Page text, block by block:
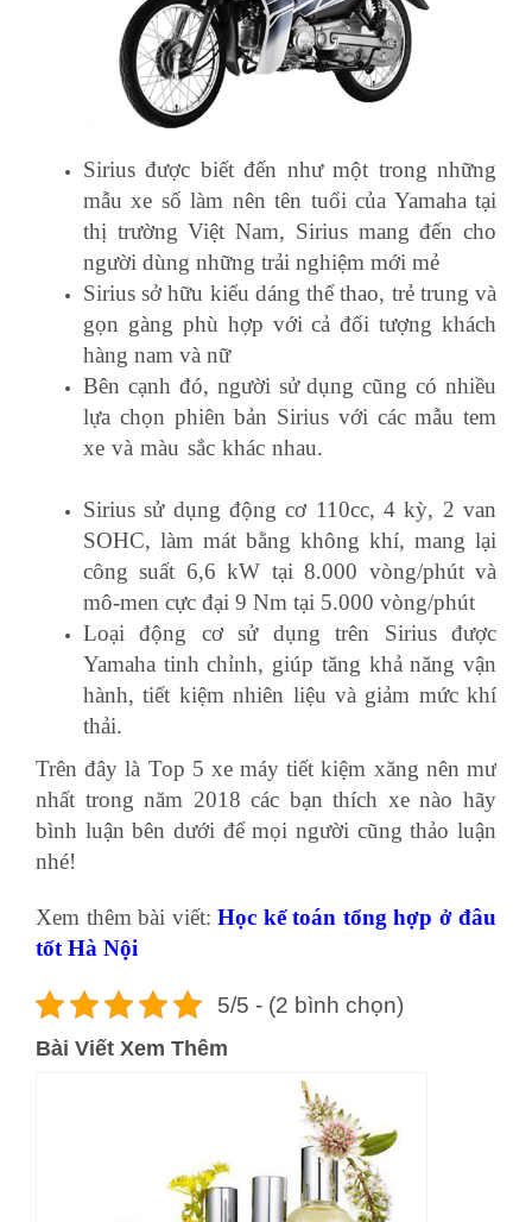
Sirius được biết đến như một trong những
mẫu xe số làm nên tên tuổi của Yamaha tại
thị trường Việt Nam, Sirius mang đến cho
người dùng những trải nghiệm mới mẻ
Sirius sở hữu kiểu dáng thể thao, trẻ trung và
gọn gàng phù hợp với cả đối tượng khách
hàng nam và nữ
Bên cạnh đó, người sử dụng cũng có nhiều
lựa chọn phiên bản Sirius với các mẫu tem
xe và màu sắc khác nhau.
Sirius sử dụng động cơ 110cc, 4 kỳ, 2 van
SOHC, làm mát bằng không khí, mang lại
công suất 6,6 kW tại 8.000 vòng/phút và
mô-men cực đại 9 Nm tại 5.000 vòng/phút
Loại động cơ sử dụng trên Sirius được
Yamaha tinh chỉnh, giúp tăng khả năng vận
hành, tiết kiệm nhiên liệu và giảm mức khí
thải.
Trên đây là Top 5 xe máy tiết kiệm xăng nên mư
nhất trong năm 2018 các bạn thích xe nào hãy
bình luận bên dưới để mọi người cũng thảo luận
nhé!
Xem thêm bài viết: Học kế toán tổng hợp ở đâu
tốt Hà Nội
5/5 - (2 bình chọn)
Bài Viết Xem Thêm